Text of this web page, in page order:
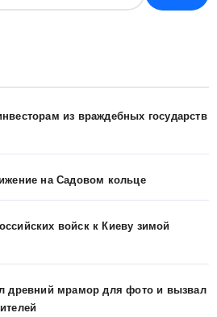
из враждебных государств
на Садовом кольце
войск к Киеву зимой
древний мрамор для фото и вызвал